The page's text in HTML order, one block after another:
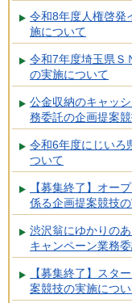
令和8年度人権啓発
施について
令和7年度埼玉県Ｓ
の実施について
公金収納のキャッ
務委託の企画提案
令和6年度にじいろ
ついて
【募集終了】オー
係る企画提案競技
渋沢翁にゆかりの
キャンペーン業務
【募集終了】スタ
案競技の実施につ